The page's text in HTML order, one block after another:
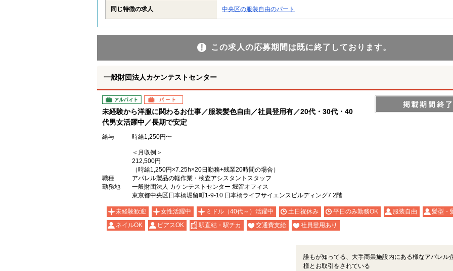
同じ特徴の求人 中央区の服装自由のパート
この求人の応募期間は既に終了しております。
一般財団法人カケンテストセンター
アルバイト パート
未経験から洋服に関わるお仕事／服装髪色自由／社員登用有／20代・30代・40
代男女活躍中／長期で安定
給与 時給1,250円〜
＜月収例＞
212,500円
（時給1,250円×7.25h×20日勤務+残業20時間の場合）
職種
アパレル製品の軽作業・検査アシスタントスタッフ
勤務地
一般財団法人 カケンテストセンター 堀留オフィス
東京都中央区日本橋堀留町1-9-10 日本橋ライフサイエンスビルディング7 2階
未経験歓迎 女性活躍中 ミドル（40代～）活躍中 土日祝休み 平日のみ勤務OK 服装自由
髪型・
ネイルOK
ピアスOK 駅直結・駅チカ 交通費支給 社員登用あり
誰もが知ってる、大手商業施設内にある様なアパレル
様とお取引をされている